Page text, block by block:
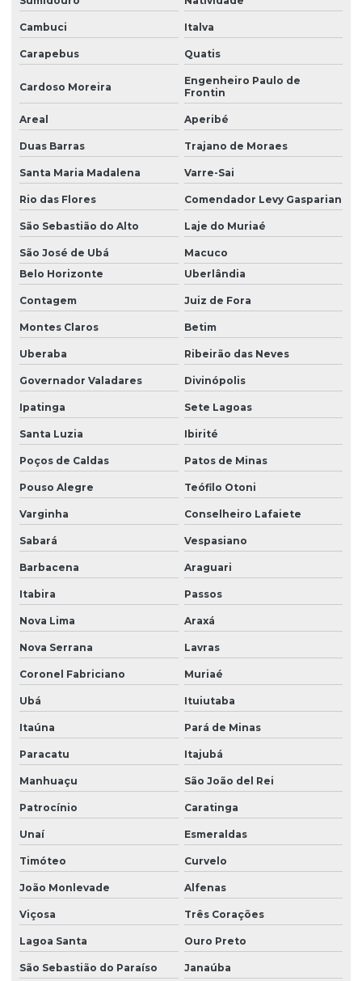
Cambuci Italva
Carapebus Quatis
Cardoso Moreira
Engenheiro Paulo de
Frontin
Areal Aperibé
Duas Barras Trajano de Moraes
Santa Maria Madalena Varre-Sai
Rio das Flores Comendador Levy Gasparian
São Sebastião do Alto Laje do Muriaé
São José de Ubá
Macuco
Belo Horizonte
Uberlândia
Contagem Juiz de Fora
Montes Claros Betim
Uberaba Ribeirão das Neves
Governador Valadares Divinópolis
Ipatinga Sete Lagoas
Santa Luzia Ibirité
Poços de Caldas Patos de Minas
Pouso Alegre Teófilo Otoni
Varginha Conselheiro Lafaiete
Sabará Vespasiano
Barbacena Araguari
Itabira Passos
Nova Lima Araxá
Nova Serrana Lavras
Coronel Fabriciano Muriaé
Ubá Ituiutaba
Itaúna Pará de Minas
Paracatu Itajubá
Manhuaçu São João del Rei
Patrocínio Caratinga
Unaí Esmeraldas
Timóteo Curvelo
João Monlevade Alfenas
Viçosa Três Corações
Lagoa Santa Ouro Preto
São Sebastião do Paraíso Janaúba